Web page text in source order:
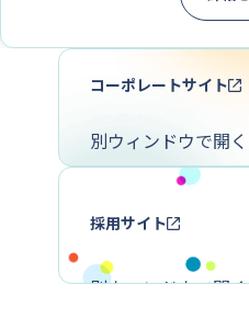
コーポレートサイト
別ウィンドウで開く
採用サイト
別ウィンドウで開く